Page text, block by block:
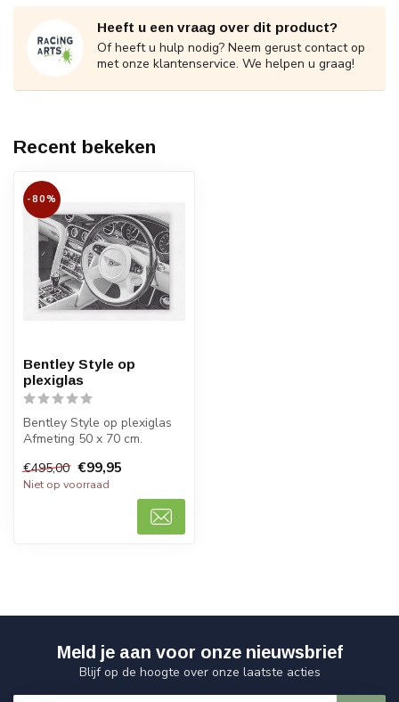
Heeft u een vraag over dit product?
Of heeft u hulp nodig? Neem gerust contact op
met onze klantenservice. We helpen u graag!
Recent bekeken
-80%
Bentley Style op
plexiglas
Bentley Style op plexiglas
Afmeting 50 x 70 cm.
€495,00 €99,95
Niet op voorraad
Meld je aan voor onze nieuwsbrief
Blijf op de hoogte over onze laatste acties